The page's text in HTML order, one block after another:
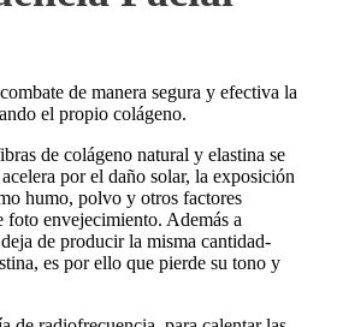
de manera segura y efectiva la
el propio colágeno.
de colágeno natural y elastina se
por el daño solar, la exposición
humo, polvo y otros factores
foto envejecimiento. Además a
de producir la misma cantidad-
es por ello que pierde su tono y